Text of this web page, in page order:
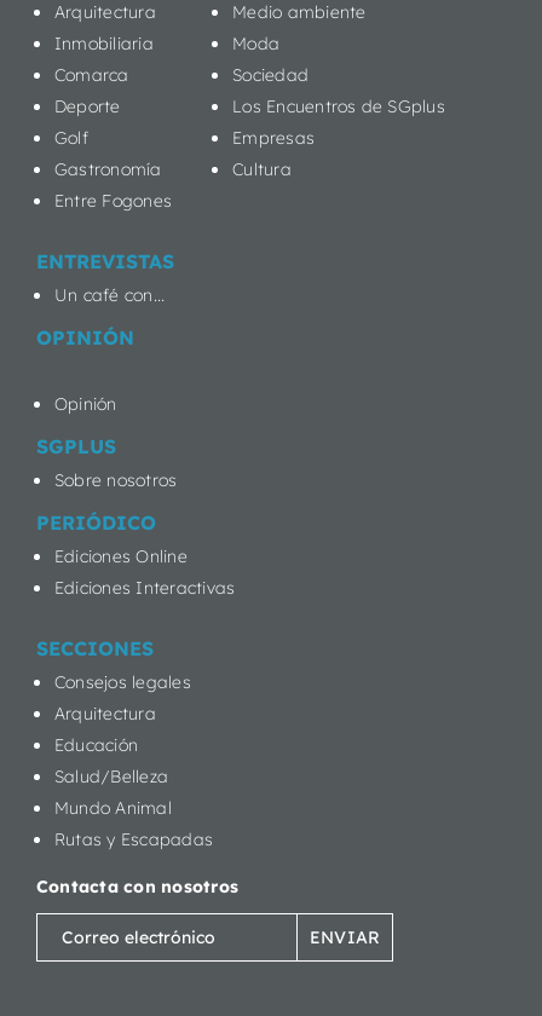
Arquitectura
Inmobiliaria
Comarca
Deporte
Golf
Gastronomía
Entre Fogones
Medio ambiente
Moda
Sociedad
Los Encuentros de SGplus
Empresas
Cultura
ENTREVISTAS
Un café con...
OPINIÓN
Opinión
SGPLUS
Sobre nosotros
PERIÓDICO
Ediciones Online
Ediciones Interactivas
SECCIONES
Consejos legales
Arquitectura
Educación
Salud/Belleza
Mundo Animal
Rutas y Escapadas
Contacta con nosotros
Correo
electrónico